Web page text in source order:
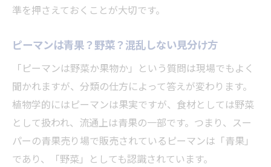
青果部門が扱う品目の基準を知ろう
青果表示のポイントと消費者への説明法
青果の基礎知識が買い物に役立つ理由
青果の成分分析が役立つ場面と基礎知識
青果の成分分析が現場で活きる理由
青果の分析で知る品質と安全性のポイント
野菜の成分分析が青果選びに役立つ場面
準を押さえておくことが大切です。
ピーマンは青果？野菜？混乱しない見分け方
「ピーマンは野菜か果物か」という質問は現場でもよく
聞かれますが、分類の仕方によって答えが変わります。
植物学的にはピーマンは果実ですが、食材としては野菜
として扱われ、流通上は青果の一部です。つまり、スー
パーの青果売り場で販売されているピーマンは「青果」
であり、「野菜」としても認識されています。